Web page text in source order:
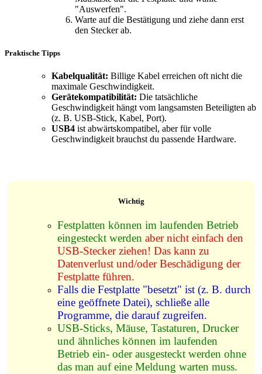
"Auswerfen".
Warte auf die Bestätigung und ziehe dann erst
den Stecker ab.
Praktische Tipps
Kabelqualität: Billige Kabel erreichen oft nicht die
maximale Geschwindigkeit.
Gerätekompatibilität: Die tatsächliche
Geschwindigkeit hängt vom langsamsten Beteiligten ab
(z. B. USB-Stick, Kabel, Port).
USB4 ist abwärtskompatibel, aber für volle
Geschwindigkeit brauchst du passende Hardware.
Wichtig
Festplatten können im laufenden Betrieb
eingesteckt werden aber nicht einfach den
USB-Stecker ziehen! Das kann zu
Datenverlust und/oder Beschädigung der
Festplatte führen.
Falls die Festplatte "besetzt" ist (z. B. durch
eine geöffnete Datei), schließe alle
Programme, die darauf zugreifen.
USB-Sticks, Mäuse, Tastaturen, Drucker
und ähnliches können im laufenden
Betrieb ein- oder ausgesteckt werden ohne
das man auf eine Meldung warten muss.